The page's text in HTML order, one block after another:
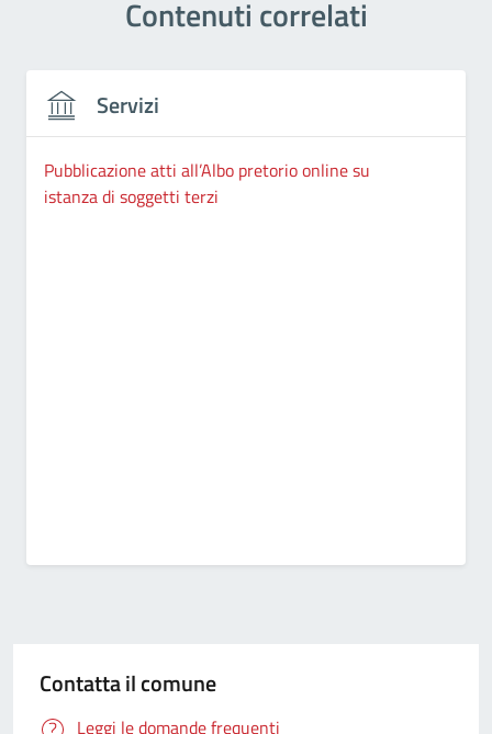
Contenuti correlati
Servizi
Pubblicazione atti all’Albo pretorio online su
istanza di soggetti terzi
Contatta il comune
Leggi le domande frequenti